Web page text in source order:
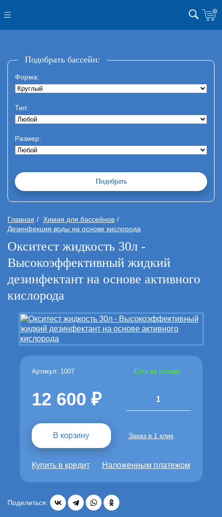
Подобрать бассейн:
Форма:
Тип:
Размер:
Главная
Химия для бассейнов
Дезинфекция воды на основе кислорода
Окситест жидкость 30л -
Высокоэффективный жидкий
дезинфектант на основе активного
кислорода
Артикул: 1007 Есть на складе
12 600 1
В корзину Заказ в 1 клик
Купить в кредит Наложенным платежом
Поделиться: